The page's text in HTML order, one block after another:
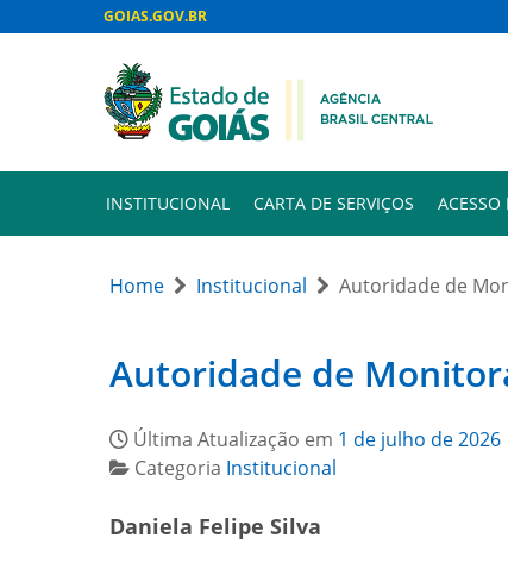
GOIAS.GOV.BR
INSTITUCIONAL CARTA DE SERVIÇOS ACESSO
Home Institucional Autoridade de
Autoridade de
Última Atualização em 1 de julho de 2026
Categoria Institucional
Daniela Felipe Silva